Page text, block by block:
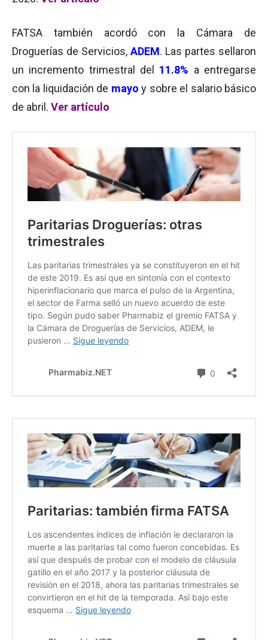
FATSA también acordó con la Cámara de
Droguerías de Servicios, ADEM. Las partes sellaron
un incremento trimestral del 11.8% a entregarse
con la liquidación de mayo y sobre el salario básico
de abril. Ver artículo